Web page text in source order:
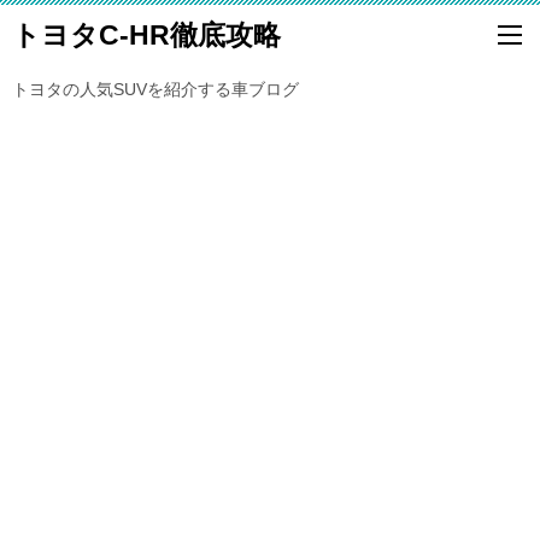
トヨタC-HR徹底攻略
トヨタの人気SUVを紹介する車ブログ